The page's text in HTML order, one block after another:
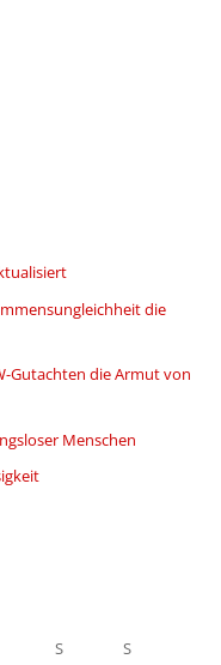
die
Gutachten die Armut von
Menschen
S
S